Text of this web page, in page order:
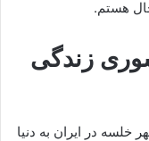
هستم.
زندگی
خلسه در ایران به دنیا